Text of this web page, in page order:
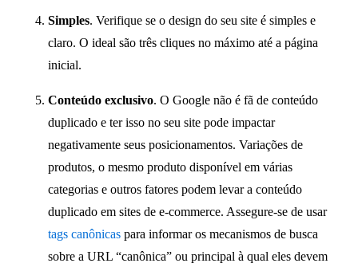
Simples. Verifique se o design do seu site é simples e
claro. O ideal são três cliques no máximo até a página
inicial.
Conteúdo exclusivo. O Google não é fã de conteúdo
duplicado e ter isso no seu site pode impactar
negativamente seus posicionamentos. Variações de
produtos, o mesmo produto disponível em várias
categorias e outros fatores podem levar a conteúdo
duplicado em sites de e-commerce. Assegure-se de usar
tags canônicas para informar os mecanismos de busca
sobre a URL “canônica” ou principal à qual eles devem